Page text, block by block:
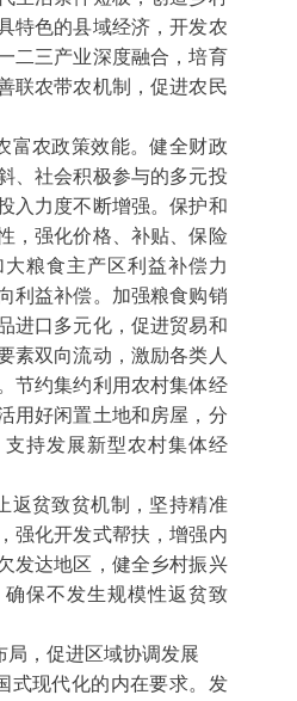
特色的县域经济，开发农
二三产业深度融合，培育
联农带农机制，促进农民
富农政策效能。健全财政
、社会积极参与的多元投
入力度不断增强。保护和
，强化价格、补贴、保险
粮食主产区利益补偿力
利益补偿。加强粮食购销
进口多元化，促进贸易和
素双向流动，激励各类人
节约集约利用农村集体经
用好闲置土地和房屋，分
持发展新型农村集体经
返贫致贫机制，坚持精准
强化开发式帮扶，增强内
发达地区，健全乡村振兴
保不发生规模性返贫致
局，促进区域协调发展
式现代化的内在要求。发